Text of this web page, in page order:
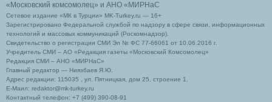
«Московский комсомолец» и АНО «МИРНаС
Сетевое издание «МК в Турции» MK-Turkey.ru — 16+
Зарегистрировано Федеральной службой по надзору в сфере связи, информационных
технологий и массовых коммуникаций (Роскомнадзор).
Свидетельство о регистрации СМИ Эл № ФС 77-66061 от 10.06.2016 г.
Учредитель СМИ – АО «Редакция газеты «Московский Комсомолец»
Редакция СМИ – АНО «МИРНаС»
Главный редактор — Ниязбаев Я.Ю.
Адрес редакции: 115035 , ул. Пятницкая, дом 25, строение 1.
Е-Маил: redaktor@mk-turkey.ru
Контактный телефон: +7 (499) 390-08-91